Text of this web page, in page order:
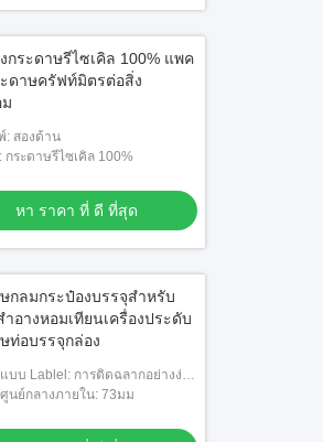
กระดาษรีไซเคิล 100% แพค
ะดาษครัฟท์มิตรต่อสิ่ง
: สองด้าน
กระดาษรีไซเคิล 100%
หา ราคา ที่ ดี ที่สุด
กลมกระป๋องบรรจุสําหรับ
าอางหอมเทียนเครื่องประดับ
ท่อบรรจุกล่อง
บบ Lablel: การติดฉลากอย่างง่าย
ตภัณฑ์อย่างชัดเจน
นย์กลางภายใน: 73มม